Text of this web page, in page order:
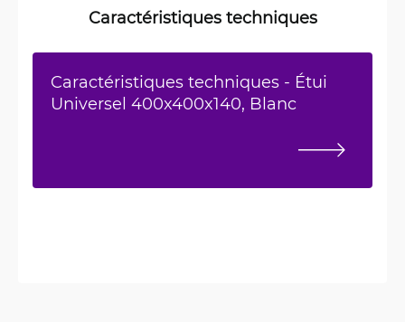
Caractéristiques techniques
Caractéristiques techniques - Étui
Universel 400x400x140, Blanc